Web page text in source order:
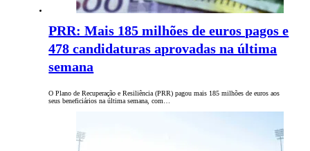
PRR: Mais 185 milhões de euros pagos e
478 candidaturas aprovadas na última
semana
O Plano de Recuperação e Resiliência (PRR) pagou mais 185 milhões de euros aos
seus beneficiários na última semana, com…